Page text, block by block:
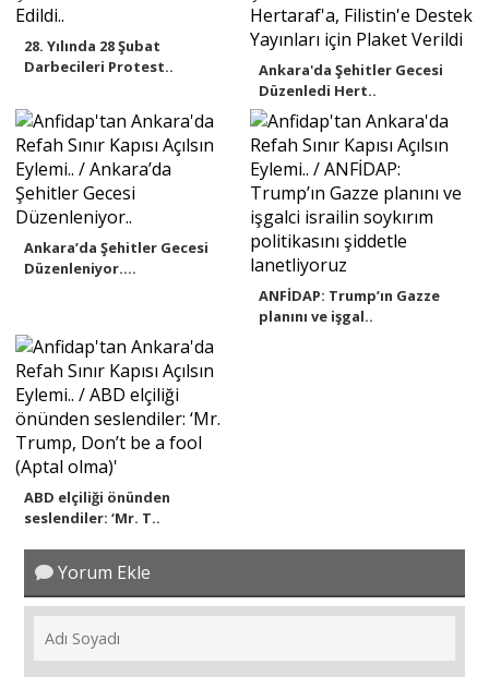
28. Yılında 28 Şubat
Darbecileri Protest..
Ankara'da Şehitler Gecesi
Düzenledi Hert..
Ankara’da Şehitler Gecesi
Düzenleniyor....
ANFİDAP: Trump’ın Gazze
planını ve işgal..
ABD elçiliği önünden
seslendiler: ‘Mr. T..
Yorum Ekle